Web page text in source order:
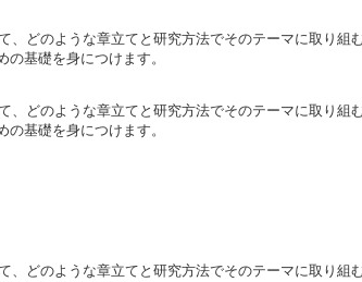
どのような章立てと研究方法でそのテーマに取り組
基礎を身につけます。
どのような章立てと研究方法でそのテーマに取り組
基礎を身につけます。
どのような章立てと研究方法でそのテーマに取り組